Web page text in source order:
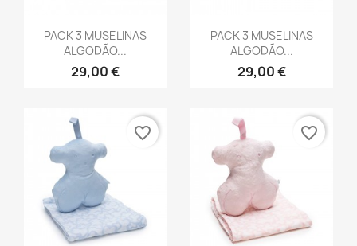
Vista rápida
PACK 3 MUSELINAS
ALGODÃO...
29,00 €
Vista rápida
PACK 3 MUSELINAS
ALGODÃO...
29,00 €
favorite_border favorite_border